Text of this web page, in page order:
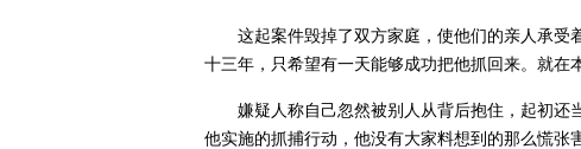
这起案件毁掉了双方家庭，使他们的亲人承受
十三年，只希望有一天能够成功把他抓回来。就在
嫌疑人称自己忽然被别人从背后抱住，起初还
他实施的抓捕行动，他没有大家料想到的那么慌张